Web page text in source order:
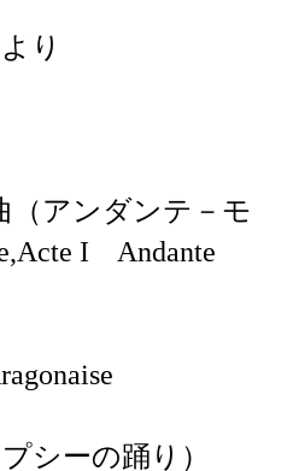
り
（アンダンテ－モ
I Andante
シーの踊り）